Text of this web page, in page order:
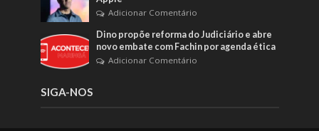
Adicionar Comentário
Dino propõe reforma do Judiciário e abre
novo embate com Fachin por agenda ética
Adicionar Comentário
SIGA-NOS